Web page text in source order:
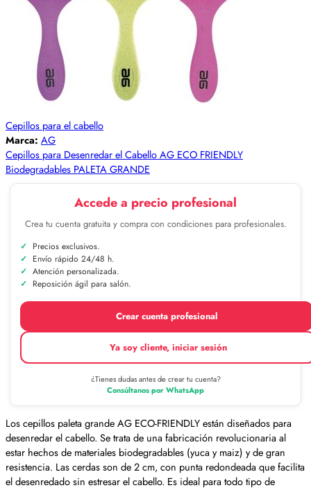
Cepillos para el cabello
Marca: AG
Cepillos para Desenredar el Cabello AG ECO FRIENDLY
Biodegradables PALETA GRANDE
Accede a precio profesional
Crea tu cuenta gratuita y compra con condiciones para profesionales.
Precios exclusivos.
Envío rápido 24/48 h.
Atención personalizada.
Reposición ágil para salón.
Crear cuenta profesional
Ya soy cliente, iniciar sesión
¿Tienes dudas antes de crear tu cuenta?
Consúltanos por WhatsApp
Los cepillos paleta grande AG ECO-FRIENDLY están diseñados para
desenredar el cabello. Se trata de una fabricación revolucionaria al
estar hechos de materiales biodegradables (yuca y maiz) y de gran
resistencia. Las cerdas son de 2 cm, con punta redondeada que facilita
el desenredado sin estresar el cabello. Es ideal para todo tipo de